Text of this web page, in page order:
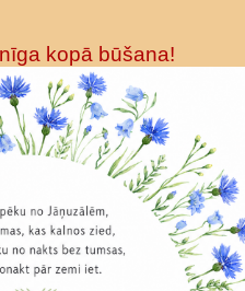
kopā būšana!